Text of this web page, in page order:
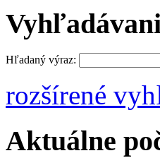
Hľadaný výraz:
rozšírené
Aktuálne